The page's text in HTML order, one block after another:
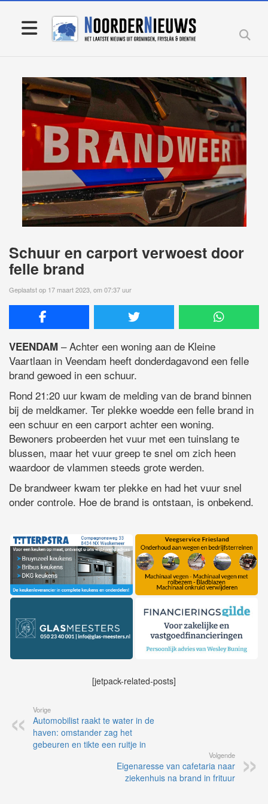
Schuur en carport verwoest door
felle brand
Geplaatst op 17 maart 2023, om 07:37 uur
VEENDAM – Achter een woning aan de Kleine
Vaartlaan in Veendam heeft donderdagavond een felle
brand gewoed in een schuur.
Rond 21:20 uur kwam de melding van de brand binnen
bij de meldkamer. Ter plekke woedde een felle brand in
een schuur en een carport achter een woning.
Bewoners probeerden het vuur met een tuinslang te
blussen, maar het vuur greep te snel om zich heen
waardoor de vlammen steeds grote werden.
De brandweer kwam ter plekke en had het vuur snel
onder controle. Hoe de brand is ontstaan, is onbekend.
[jetpack-related-posts]
Vorige
Automobilist raakt te water in de
haven: omstander zag het
gebeuren en tikte een ruitje in
Volgende
Eigenaresse van cafetaria naar
ziekenhuis na brand in frituur